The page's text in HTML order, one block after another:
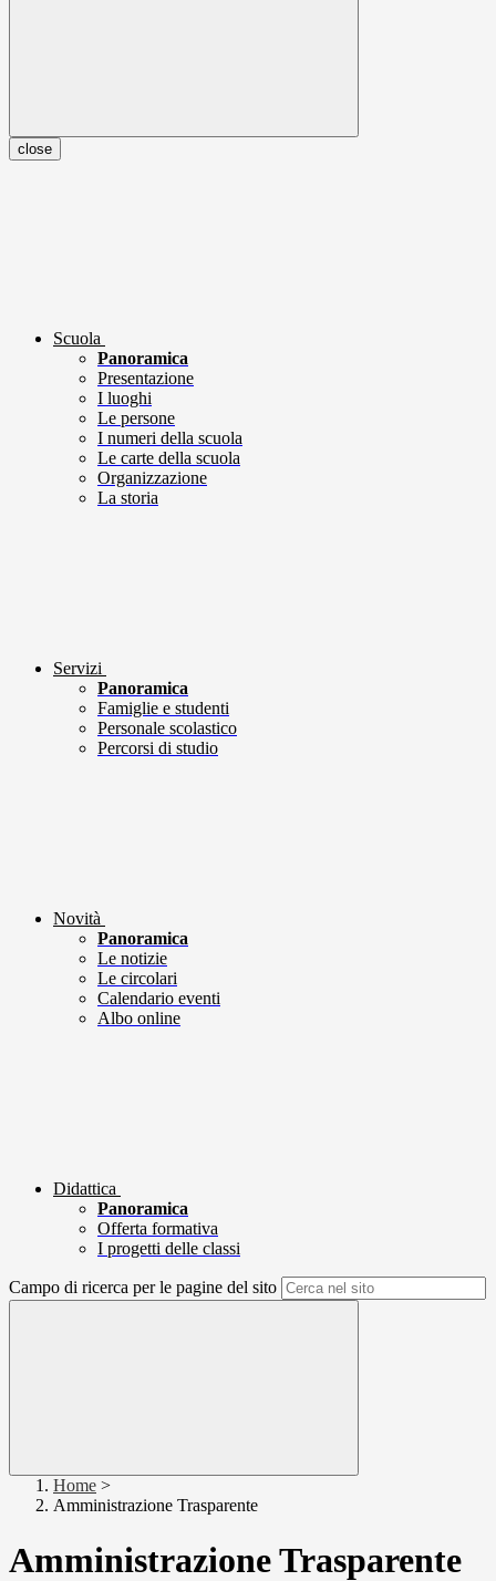
close
Scuola
Panoramica
Presentazione
I luoghi
Le persone
I numeri della scuola
Le carte della scuola
Organizzazione
La storia
Servizi
Panoramica
Famiglie e studenti
Personale scolastico
Percorsi di studio
Novità
Panoramica
Le notizie
Le circolari
Calendario eventi
Albo online
Didattica
Panoramica
Offerta formativa
I progetti delle classi
Campo di ricerca per le pagine del sito
Home >
Amministrazione Trasparente
Amministrazione Trasparente